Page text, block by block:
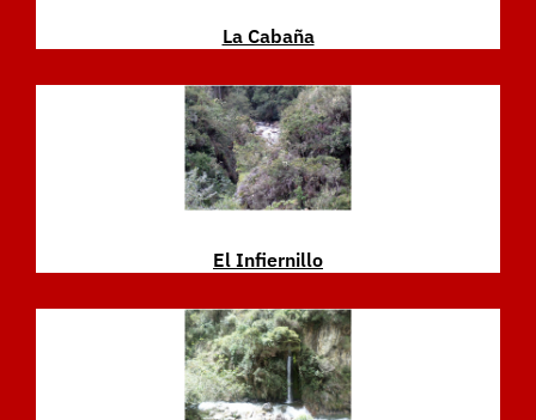
La Cabaña
El Infiernillo